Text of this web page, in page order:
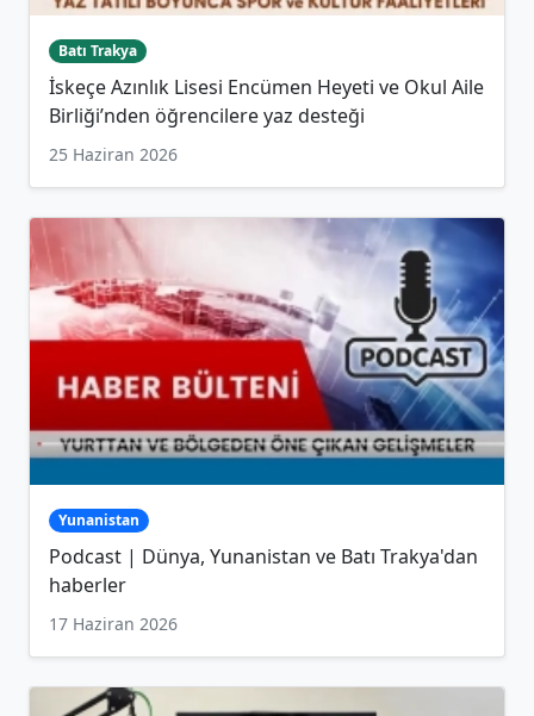
Batı Trakya
İskeçe Azınlık Lisesi Encümen Heyeti ve Okul Aile
Birliği’nden öğrencilere yaz desteği
25 Haziran 2026
Yunanistan
Podcast | Dünya, Yunanistan ve Batı Trakya'dan
haberler
17 Haziran 2026